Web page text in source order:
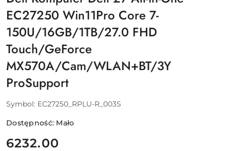
EC27250 Win11Pro Core 7-
150U/16GB/1TB/27.0 FHD
Touch/GeForce
MX570A/Cam/WLAN+BT/3Y
ProSupport
Symbol: EC27250_RPLU-R_003S
Dostępność: Mało
cena:
6232.00